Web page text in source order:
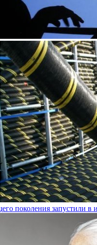
поколения запустили в